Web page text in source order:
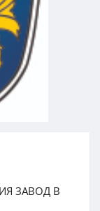
ЗАВОД В